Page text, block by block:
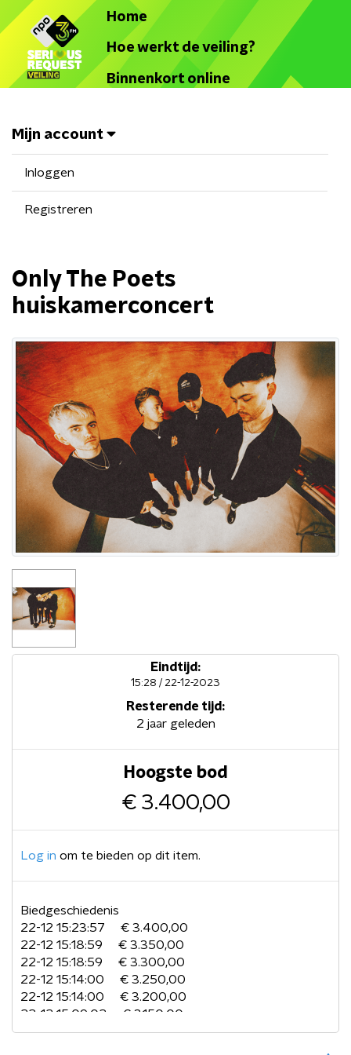
Home
Hoe werkt de veiling?
Binnenkort online
Mijn account
Inloggen
Registreren
Only The Poets
huiskamerconcert
Eindtijd:
15:28 / 22-12-2023
Resterende tijd:
2 jaar geleden
Hoogste bod
€ 3.400,00
Log in om te bieden op dit item.
Biedgeschiedenis
22-12 15:23:57
€ 3.400,00
22-12 15:18:59
€ 3.350,00
22-12 15:18:59
€ 3.300,00
22-12 15:14:00
€ 3.250,00
22-12 15:14:00
€ 3.200,00
22-12 15:09:02
€ 3.150,00
22-12 15:09:02
€ 3.100,00